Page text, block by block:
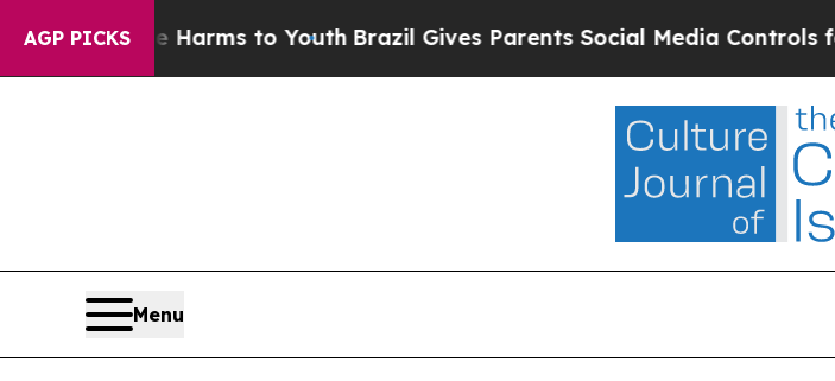
AGP PICKSHarms to Youth Brazil Gives Parents Social Media Controls for Their
Menu